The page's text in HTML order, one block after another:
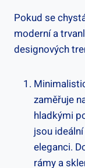
Pokud se
moderní a
designových
zaměřuje
hladkými
jsou
eleganci.
rámy a